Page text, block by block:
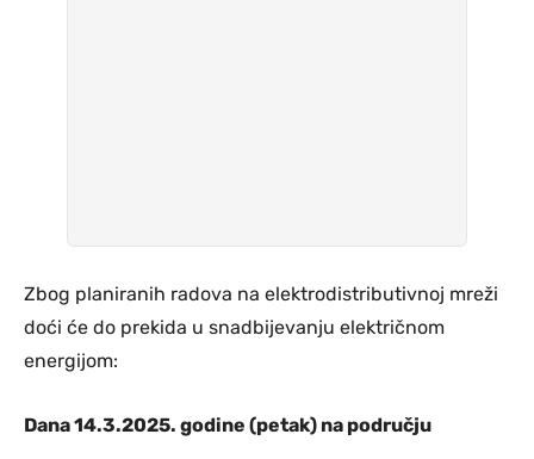
Zbog planiranih radova na elektrodistributivnoj mreži
doći će do prekida u snadbijevanju električnom
energijom:
Dana 14.3.2025. godine (petak) na području